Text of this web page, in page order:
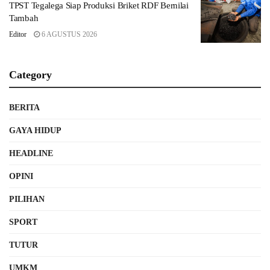
TPST Tegalega Siap Produksi Briket RDF Bernilai
Tambah
Editor 6 AGUSTUS 2026
Category
BERITA
GAYA HIDUP
HEADLINE
OPINI
PILIHAN
SPORT
TUTUR
UMKM